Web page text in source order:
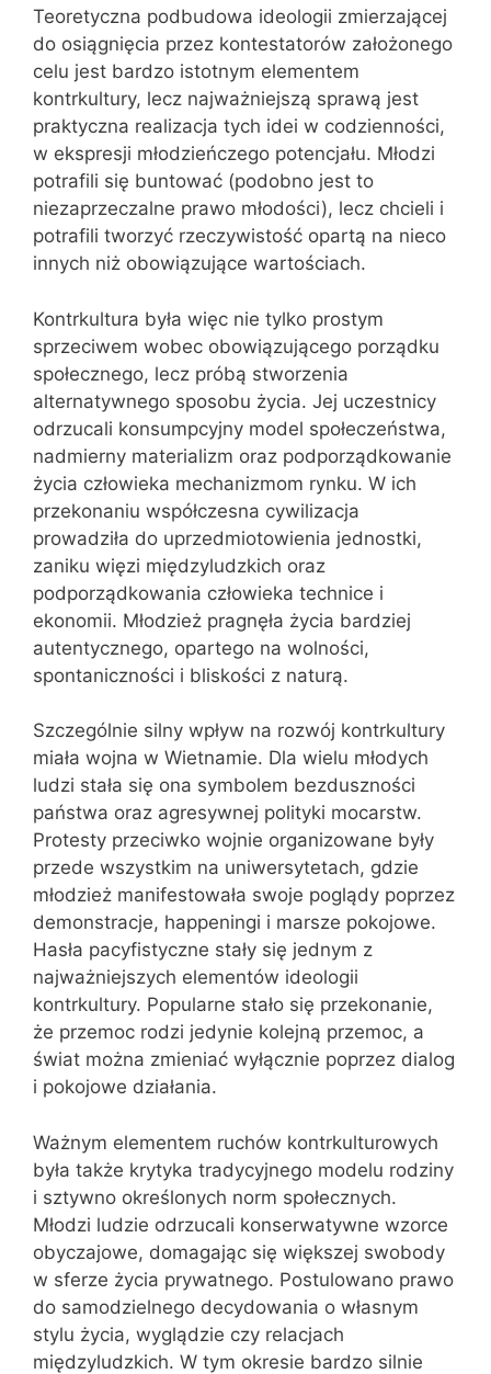
Teoretyczna podbudowa ideologii zmierzającej
do osiągnięcia przez kontestatorów założonego
celu jest bardzo istotnym elementem
kontrkultury, lecz najważniejszą sprawą jest
praktyczna realizacja tych idei w codzienności,
w ekspresji młodzieńczego potencjału. Młodzi
potrafili się buntować (podobno jest to
niezaprzeczalne prawo młodości), lecz chcieli i
potrafili tworzyć rzeczywistość opartą na nieco
innych niż obowiązujące wartościach.
Kontrkultura była więc nie tylko prostym
sprzeciwem wobec obowiązującego porządku
społecznego, lecz próbą stworzenia
alternatywnego sposobu życia. Jej uczestnicy
odrzucali konsumpcyjny model społeczeństwa,
nadmierny materializm oraz podporządkowanie
życia człowieka mechanizmom rynku. W ich
przekonaniu współczesna cywilizacja
prowadziła do uprzedmiotowienia jednostki,
zaniku więzi międzyludzkich oraz
podporządkowania człowieka technice i
ekonomii. Młodzież pragnęła życia bardziej
autentycznego, opartego na wolności,
spontaniczności i bliskości z naturą.
Szczególnie silny wpływ na rozwój kontrkultury
miała wojna w Wietnamie. Dla wielu młodych
ludzi stała się ona symbolem bezduszności
państwa oraz agresywnej polityki mocarstw.
Protesty przeciwko wojnie organizowane były
przede wszystkim na uniwersytetach, gdzie
młodzież manifestowała swoje poglądy poprzez
demonstracje, happeningi i marsze pokojowe.
Hasła pacyfistyczne stały się jednym z
najważniejszych elementów ideologii
kontrkultury. Popularne stało się przekonanie,
że przemoc rodzi jedynie kolejną przemoc, a
świat można zmieniać wyłącznie poprzez dialog
i pokojowe działania.
Ważnym elementem ruchów kontrkulturowych
była także krytyka tradycyjnego modelu rodziny
i sztywno określonych norm społecznych.
Młodzi ludzie odrzucali konserwatywne wzorce
obyczajowe, domagając się większej swobody
w sferze życia prywatnego. Postulowano prawo
do samodzielnego decydowania o własnym
stylu życia, wyglądzie czy relacjach
międzyludzkich. W tym okresie bardzo silnie